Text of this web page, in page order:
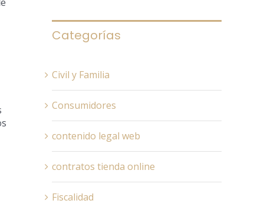
Categorías
Civil y Familia
Consumidores
contenido legal web
contratos tienda online
Fiscalidad